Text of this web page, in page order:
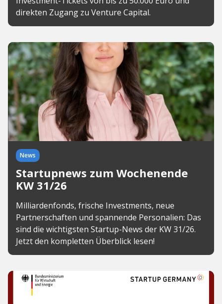
direkten Zugang zu Venture Capital.
News
Startupnews zum Wochenende
KW 31/26
Milliardenfonds, frische Investments, neue
Partnerschaften und spannende Personalien: Das
sind die wichtigsten Startup-News der KW 31/26.
Jetzt den kompletten Überblick lesen!